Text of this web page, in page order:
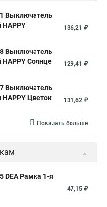
Выключатель
136,21 ₽
Выключатель
Солнце
129,41 ₽
Выключатель
Цветок
131,62 ₽
Показать больше
DEA Рамка 1-я
47,15 ₽